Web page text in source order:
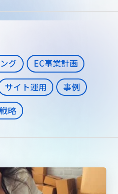
グ
EC事業計画
サイト運用
事例
略